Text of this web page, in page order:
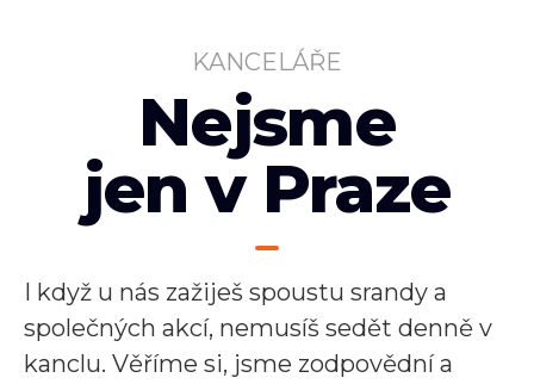
KANCELÁŘE
Nejsme
jen v Praze
I když u nás zažiješ spoustu srandy a
společných akcí, nemusíš sedět denně v
kanclu. Věříme si, jsme zodpovědní a